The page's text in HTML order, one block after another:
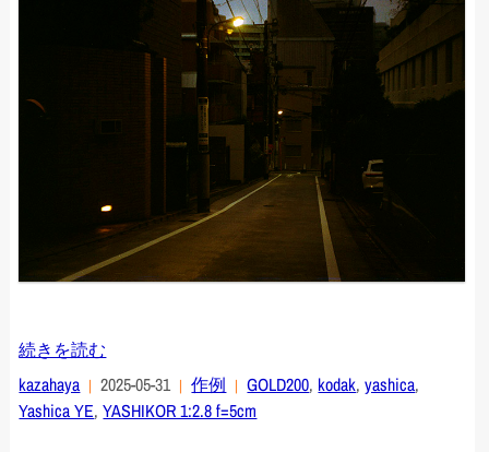
続きを読む
kazahaya
2025-05-31 作例 GOLD200, kodak,yashica,
Yashica YE,YASHIKOR 1:2.8 f=5cm